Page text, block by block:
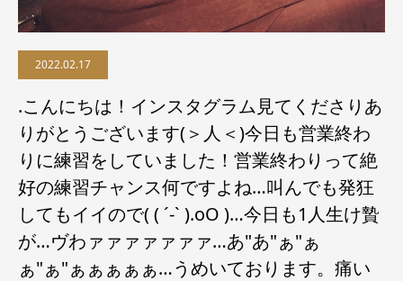
2022.02.17
.こんにちは！インスタグラム見てくださりあ
りがとうございます(＞人＜)今日も営業終わ
りに練習をしていました！営業終わりって絶
好の練習チャンス何ですよね…叫んでも発狂
してもイイので( ( ´-` ).oO )…今日も1人生け贄
が…ヴわァァァァァァァ…あ"あ"ぁ"ぁ
ぁ"ぁ"ぁぁぁぁぁ…うめいております。痛い